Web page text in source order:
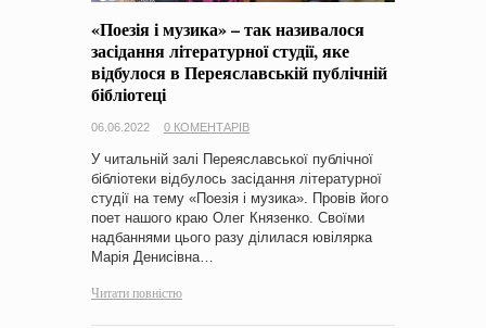
«Поезія і музика» – так називалося
засідання літературної студії, яке
відбулося в Переяславській публічній
бібліотеці
06.06.2022 0 КОМЕНТАРІВ
У читальній залі Переяславської публічної
бібліотеки відбулось засідання літературної
студії на тему «Поезія і музика». Провів його
поет нашого краю Олег Князенко. Своїми
надбаннями цього разу ділилася ювілярка
Марія Денисівна…
Читати повністю